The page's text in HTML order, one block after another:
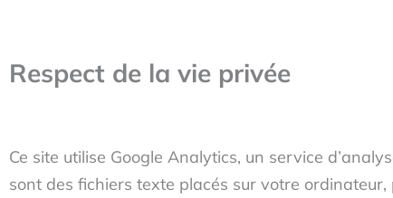
Respect de la vie privée
Ce site utilise Google Analytics, un service
sont des fichiers texte placés sur votre